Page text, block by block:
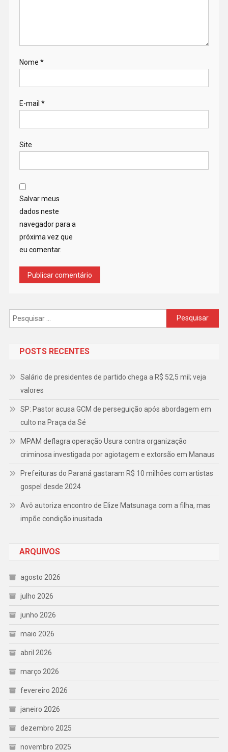
Nome *
E-mail *
Site
Salvar meus
dados neste
navegador para a
próxima vez que
eu comentar.
Pesquisar
por:
POSTS RECENTES
Salário de presidentes de partido chega a R$ 52,5 mil; veja
valores
SP: Pastor acusa GCM de perseguição após abordagem em
culto na Praça da Sé
MPAM deflagra operação Usura contra organização
criminosa investigada por agiotagem e extorsão em Manaus
Prefeituras do Paraná gastaram R$ 10 milhões com artistas
gospel desde 2024
Avô autoriza encontro de Elize Matsunaga com a filha, mas
impõe condição inusitada
ARQUIVOS
agosto 2026
julho 2026
junho 2026
maio 2026
abril 2026
março 2026
fevereiro 2026
janeiro 2026
dezembro 2025
novembro 2025